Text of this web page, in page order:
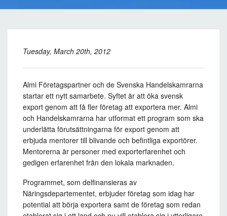
Tuesday, March 20th, 2012
Almi Företagspartner och de Svenska Handelskamrarna
startar ett nytt samarbete. Syftet är att öka svensk
export genom att få fler företag att exportera mer. Almi
och Handelskamrarna har utformat ett program som ska
underlätta förutsättningarna för export genom att
erbjuda mentorer till blivande och befintliga exportörer.
Mentorerna är personer med exporterfarenhet och
gedigen erfarenhet från den lokala marknaden.
Programmet, som delfinansieras av
Näringsdepartementet, erbjuder företag som idag har
potential att börja exportera samt de företag som redan